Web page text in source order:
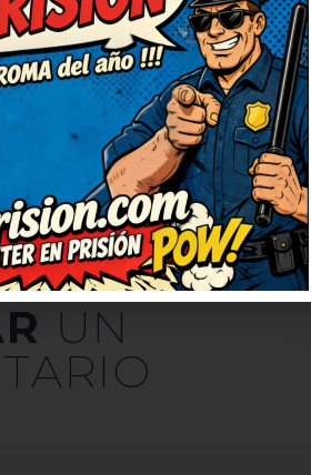
Me quedo con la
es genial. Humor
gracia y sin
UN